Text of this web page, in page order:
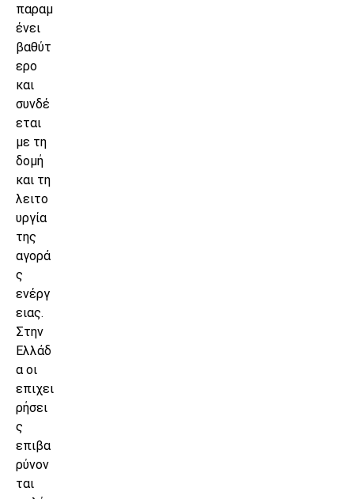
παραμ
ένει
βαθύτ
ερο
και
συνδέ
εται
με τη
δομή
και τη
λειτο
υργία
της
αγορά
ς
ενέργ
ειας.
Στην
Ελλάδ
α οι
επιχει
ρήσει
ς
επιβα
ρύνον
ται